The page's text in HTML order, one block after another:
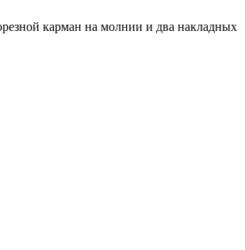
карман на молнии и два накладных